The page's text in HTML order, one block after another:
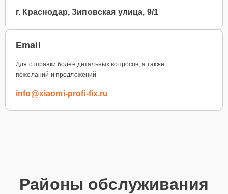
г. Краснодар, Зиповская улица, 9/1
Email
Для отправки более детальных вопросов, а также
пожеланий и предложений
info@xiaomi-profi-fix.ru
Районы обслуживания